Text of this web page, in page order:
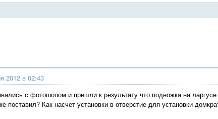
2012 в 02:43
с фотошопом и пришли к результату что подножка на
поставил? Как насчет установки в отверстие для установки